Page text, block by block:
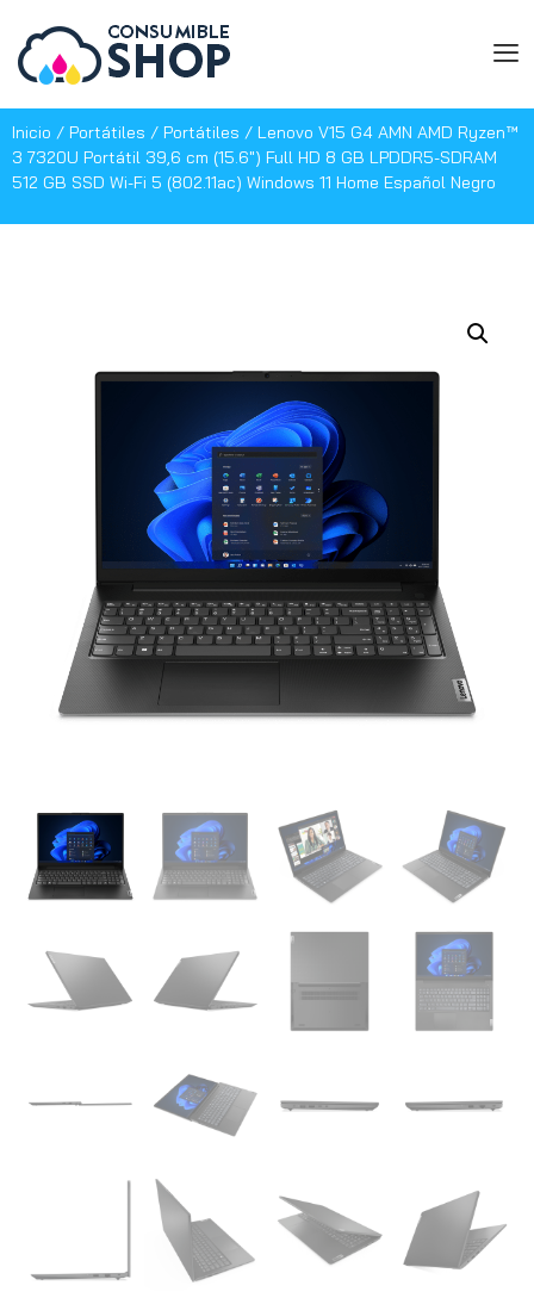
Inicio / Portátiles / Portátiles / Lenovo V15 G4 AMN AMD Ryzen™
3 7320U Portátil 39,6 cm (15.6″) Full HD 8 GB LPDDR5-SDRAM
512 GB SSD Wi-Fi 5 (802.11ac) Windows 11 Home Español Negro